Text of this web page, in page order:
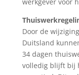
Door de
Duitsland
34 dagen
volledig blijft bij